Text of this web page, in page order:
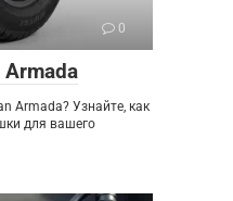
0
Armada? Узнайте, как
для вашего